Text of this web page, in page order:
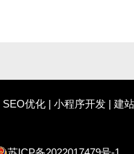
SEO优化| 小程序开发| 建